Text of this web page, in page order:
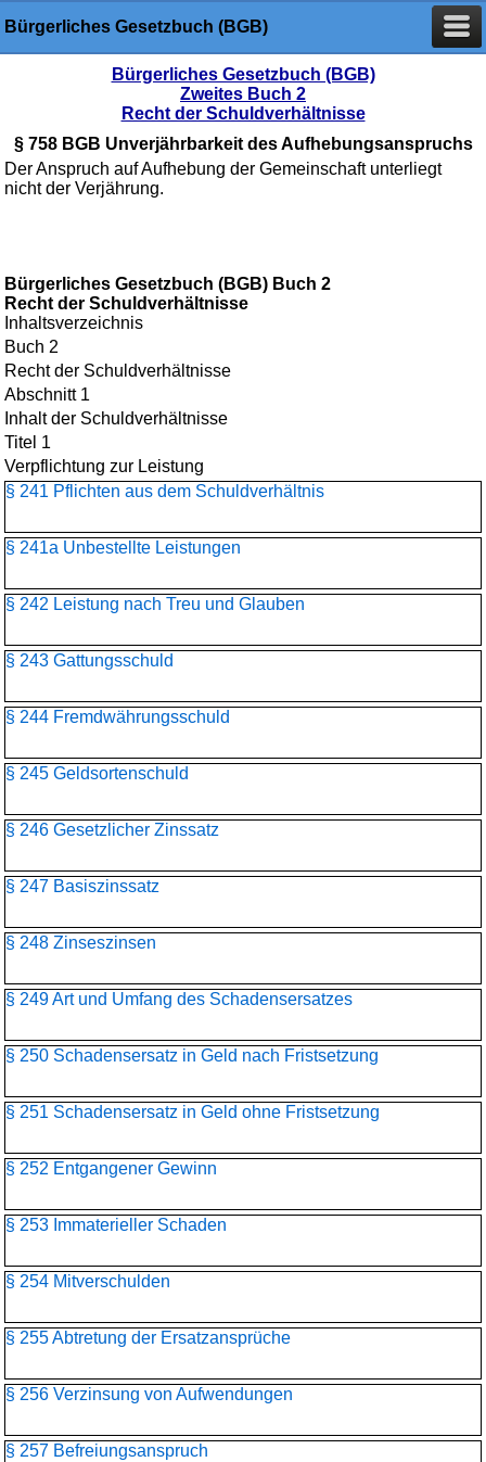
Bürgerliches Gesetzbuch (BGB)
Bürgerliches Gesetzbuch (BGB)
Zweites Buch 2
Recht der Schuldverhältnisse
§ 758 BGB Unverjährbarkeit des Aufhebungsanspruchs
Der Anspruch auf Aufhebung der Gemeinschaft unterliegt
nicht der Verjährung.
Bürgerliches Gesetzbuch (BGB) Buch 2
Recht der Schuldverhältnisse
Inhaltsverzeichnis
Buch 2
Recht der Schuldverhältnisse
Abschnitt 1
Inhalt der Schuldverhältnisse
Titel 1
Verpflichtung zur Leistung
§ 241 Pflichten aus dem Schuldverhältnis
§ 241a Unbestellte Leistungen
§ 242 Leistung nach Treu und Glauben
§ 243 Gattungsschuld
§ 244 Fremdwährungsschuld
§ 245 Geldsortenschuld
§ 246 Gesetzlicher Zinssatz
§ 247 Basiszinssatz
§ 248 Zinseszinsen
§ 249 Art und Umfang des Schadensersatzes
§ 250 Schadensersatz in Geld nach Fristsetzung
§ 251 Schadensersatz in Geld ohne Fristsetzung
§ 252 Entgangener Gewinn
§ 253 Immaterieller Schaden
§ 254 Mitverschulden
§ 255 Abtretung der Ersatzansprüche
§ 256 Verzinsung von Aufwendungen
§ 257 Befreiungsanspruch